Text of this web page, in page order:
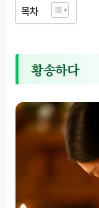
목차
황송하다